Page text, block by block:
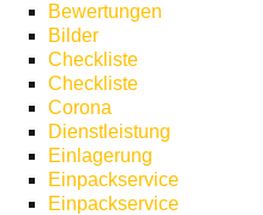
Bewertungen
Bilder
Checkliste
Checkliste
Corona
Dienstleistung
Einlagerung
Einpackservice
Einpackservice